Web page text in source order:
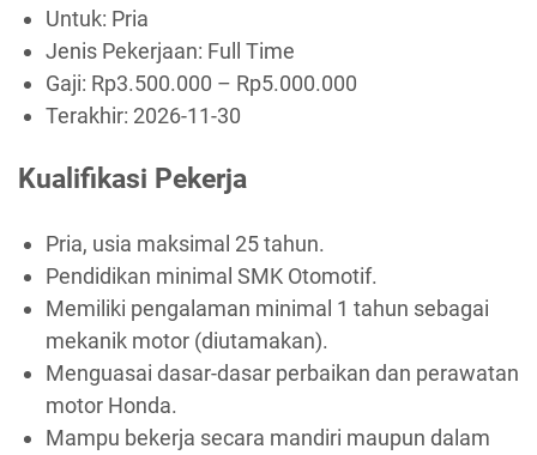
Untuk: Pria
Jenis Pekerjaan: Full Time
Gaji: Rp3.500.000 – Rp5.000.000
Terakhir: 2026-11-30
Kualifikasi Pekerja
Pria, usia maksimal 25 tahun.
Pendidikan minimal SMK Otomotif.
Memiliki pengalaman minimal 1 tahun sebagai
mekanik motor (diutamakan).
Menguasai dasar-dasar perbaikan dan perawatan
motor Honda.
Mampu bekerja secara mandiri maupun dalam